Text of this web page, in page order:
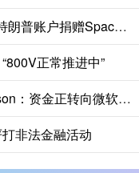
云资管 SpaceX总裁Shotwell将向特朗普账户捐赠SpaceX股票
正常推进中”
速盈策略 芯片狂欢降温？大摩Wilson：资金正转向微软、亚马逊等AI超算巨头
非法金融活动